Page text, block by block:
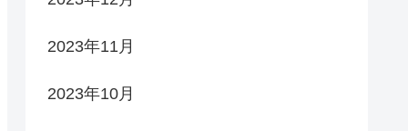
2023年11月
2023年10月